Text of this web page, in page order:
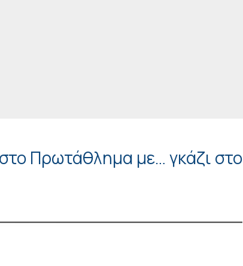
Πρωτάθλημα με… γκάζι στο